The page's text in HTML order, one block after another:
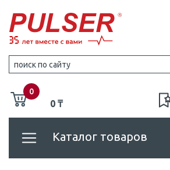
0
0 ₸
Каталог товаров